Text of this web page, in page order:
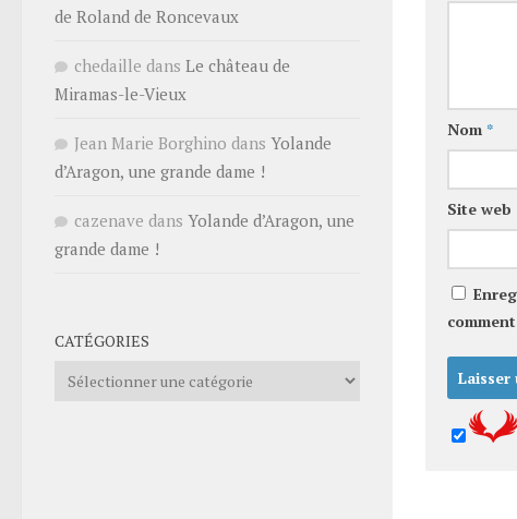
Nom *
Site web
de Roland de Roncevaux
chedaille dans Le château de
Miramas-le-Vieux
Jean Marie Borghino dans Yolande
d’Aragon, une grande dame !
cazenave dans Yolande d’Aragon, une
grande dame !
CATÉGORIES
Catégories